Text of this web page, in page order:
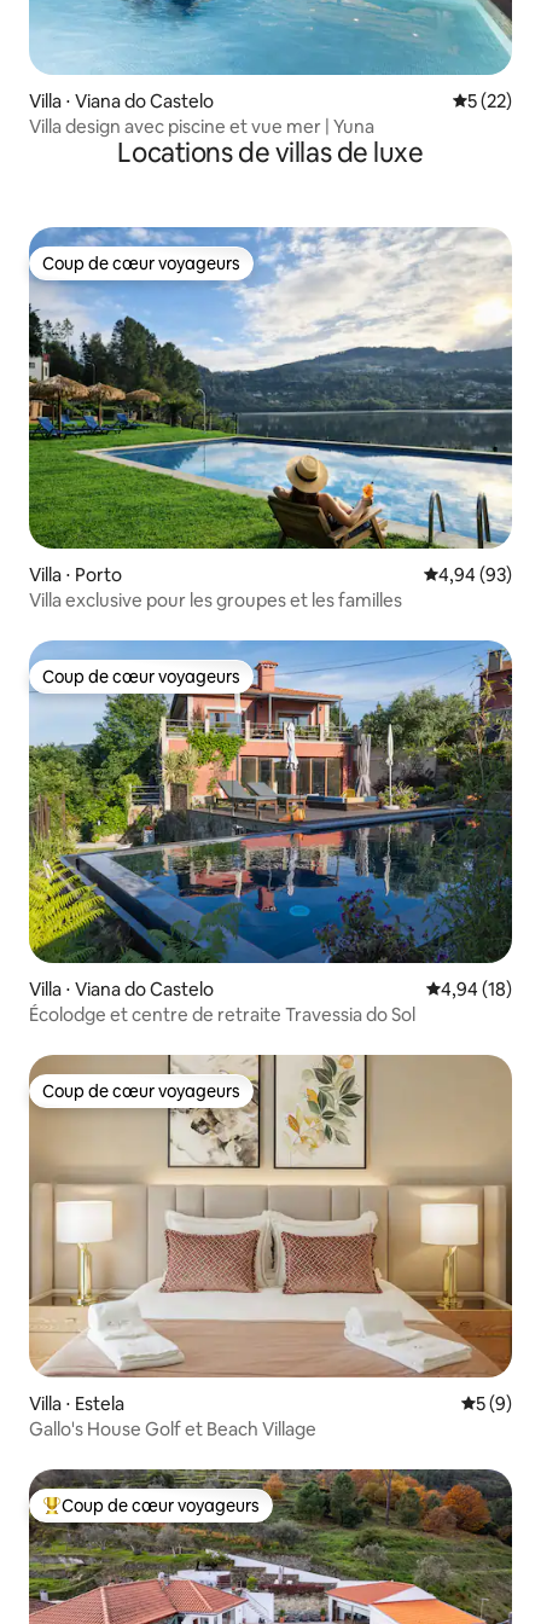
Villa ⋅ Viana do Castelo
5 (22)
Villa design avec piscine et vue mer | Yuna
Locations de villas de luxe
Coup de cœur voyageurs
Coup de cœur voyageurs
Villa ⋅ Porto Évaluation
4,94 (93)
Villa exclusive pour les groupes et les familles
Coup de cœur voyageurs
Coup de cœur voyageurs
Villa ⋅ Viana do Castelo Évaluation
4,94 (18)
Écolodge et centre de retraite Travessia do Sol
Coup de cœur voyageurs
Coup de cœur voyageurs
Villa ⋅ Estela
5 (9)
Gallo's House Golf et Beach Village
Coups de cœur voyageurs les plus appréciés
Coup de cœur voyageurs